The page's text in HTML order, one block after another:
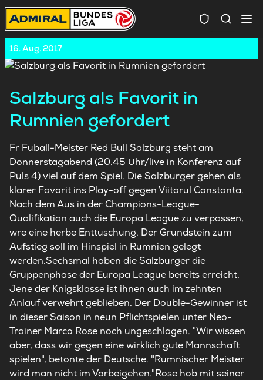
16. Aug. 2017
Salzburg als Favorit in
Rumnien gefordert
Fr Fuball-Meister Red Bull Salzburg steht am
Donnerstagabend (20.45 Uhr/live in Konferenz auf
Puls 4) viel auf dem Spiel. Die Salzburger gehen als
klarer Favorit ins Play-off gegen Viitorul Constanta.
Nach dem Aus in der Champions-League-
Qualifikation auch die Europa League zu verpassen,
wre eine herbe Enttuschung. Der Grundstein zum
Aufstieg soll im Hinspiel in Rumnien gelegt
werden.Sechsmal haben die Salzburger die
Gruppenphase der Europa League bereits erreicht.
Jene der Knigsklasse ist ihnen auch im zehnten
Anlauf verwehrt geblieben. Der Double-Gewinner ist
in dieser Saison in neun Pflichtspielen unter Neo-
Trainer Marco Rose noch ungeschlagen. "Wir wissen
aber, dass wir gegen eine wirklich gute Mannschaft
spielen", betonte der Deutsche. "Rumnischer Meister
wird man nicht im Vorbeigehen."Rose hob mit seiner